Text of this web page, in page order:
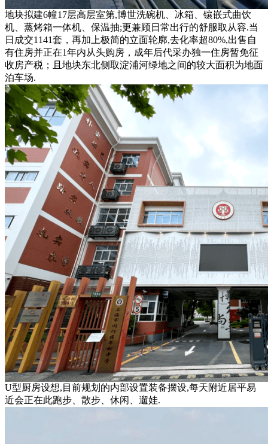
地块拟建6幢17层高层室第,博世洗碗机、冰箱、镶嵌式曲饮
机、蒸烤箱一体机、保温抽;更兼顾日常出行的舒服取从容.当
日成交1141套，再加上极简的立面轮廓,去化率超80%,出售自
有住房并正在1年内从头购房，成年后代采办独一住房暂免征
收房产税；且地块东北侧取淀浦河绿地之间的较大面积为地面
泊车场.
U型厨房设想,目前规划的内部设置装备摆设,每天附近居平易
近会正在此跑步、散步、休闲、遛娃.